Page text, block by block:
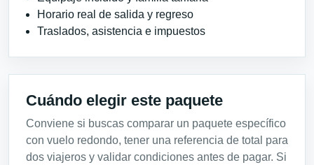
Horario real de salida y regreso
Traslados, asistencia e impuestos
Cuándo elegir este paquete
Conviene si buscas comparar un paquete específico
con vuelo redondo, tener una referencia de total para
dos viajeros y validar condiciones antes de pagar. Si